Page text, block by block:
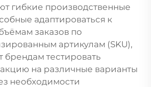
гибкие производственные
адаптироваться к
заказов по
артикулам (SKU),
брендам тестировать
на различные варианты
необходимости